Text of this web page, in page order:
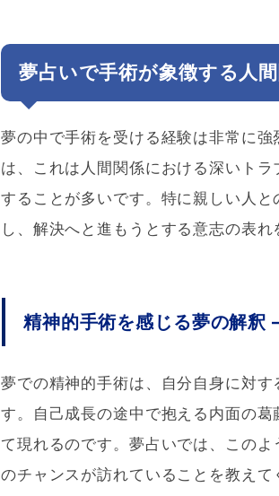
夢占いで手術が象徴する人
夢の中で手術を受ける経験は非常に
は、これは人間関係における深いト
することが多いです。特に親しい人
し、解決へと進もうとする意志の表れ
精神的手術を感じる夢の解釈
夢での精神的手術は、自分自身に対
す。自己成長の途中で抱える内面の
て現れるのです。夢占いでは、この
のチャンスが訪れていることを教えて